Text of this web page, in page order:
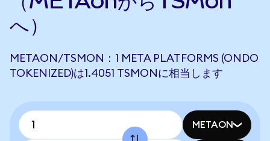
へ）
METAON/TSMON：1 META PLATFORMS (ONDO
TOKENIZED)は1.4051 TSMONに相当します
METAON